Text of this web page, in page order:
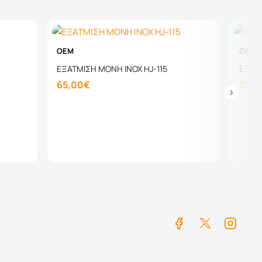
OEM
ΕΞΑΤΜΙΣΗ ΜΟΝΗ ΙΝΟΧ HJ-115
65,00€
OEM